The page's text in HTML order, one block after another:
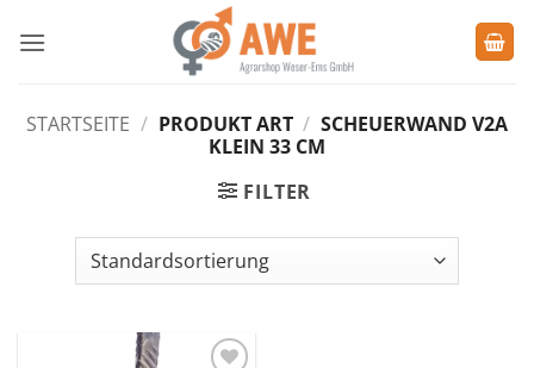
Inhalt
STARTSEITE / PRODUKT ART / SCHEUERWAND V2A
KLEIN 33 CM
FILTER